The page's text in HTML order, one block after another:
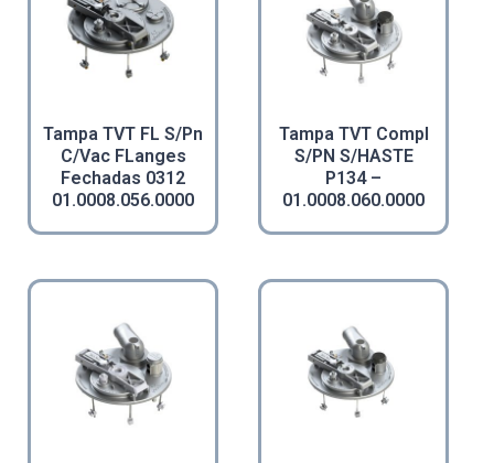
Tampa TVT FL S/Pn
C/Vac FLanges
Fechadas 0312
01.0008.056.0000
Tampa TVT Compl
S/PN S/HASTE
P134 –
01.0008.060.0000